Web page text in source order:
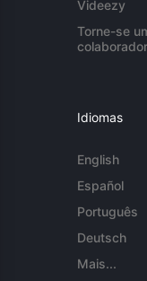
Videezy
Torne-se
colaborador
Idiomas
English
Español
Português
Deutsch
Mais...